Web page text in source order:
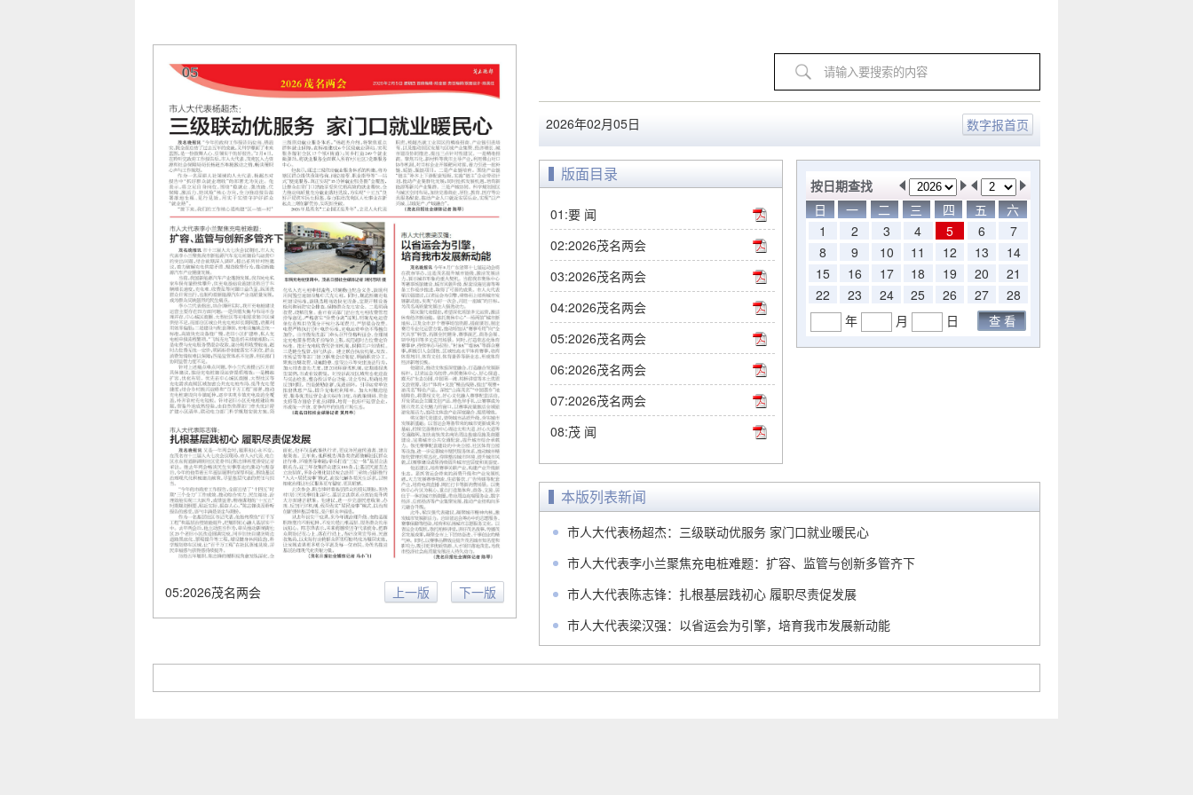
05:2026茂名两会 上一版 下一版
2026年02月05日 数字报首页
版面目录
01:要 闻
02:2026茂名两会
03:2026茂名两会
04:2026茂名两会
05:2026茂名两会
06:2026茂名两会
07:2026茂名两会
08:茂 闻
按日期查找
日
一 二 三 四 五
六
1
2 3 4 5 6
7
8
9 10 11 12 13
14
15
16 17 18 19 20
21
22
23 24 25 26 27
28
年
月 日 查 看
本版列表新闻
市人大代表杨超杰：三级联动优服务 家门口就业暖民心
市人大代表李小兰聚焦充电桩难题：扩容、监管与创新多管齐下
市人大代表陈志锋：扎根基层践初心 履职尽责促发展
市人大代表梁汉强：以省运会为引擎，培育我市发展新动能